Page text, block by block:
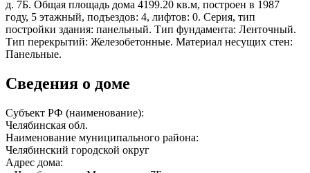
д. 7Б. Общая площадь дома 4199.20 кв.м, построен в 1987
году, 5 этажный, подъездов: 4, лифтов: 0. Серия, тип
постройки здания: панельный. Тип фундамента: Ленточный.
Тип перекрытий: Железобетонные. Материал несущих стен:
Панельные.
Сведения о доме
Субъект РФ (наименование):
Челябинская обл.
Наименование муниципального района:
Челябинский городской округ
Адрес дома: